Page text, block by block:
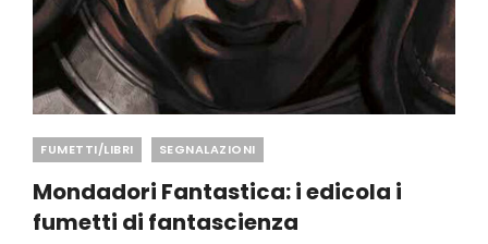
Categories
FUMETTI/LIBRI SEGNALAZIONI
Mondadori Fantastica: i edicola i
fumetti di fantascienza